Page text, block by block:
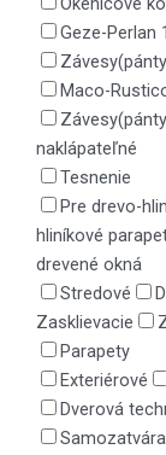
Geze-Perlan
Maco-
naklápateľné
Tesnenie
Pre drevo-
hliníkové
drevené okná
Stredové
Zasklievacie
Parapety
Exteriérové
Dverová